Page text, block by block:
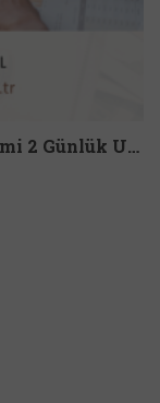
Stratejik Satınalma Yönetimi Eğitimi 2 Günlük Uzmanlık Programı